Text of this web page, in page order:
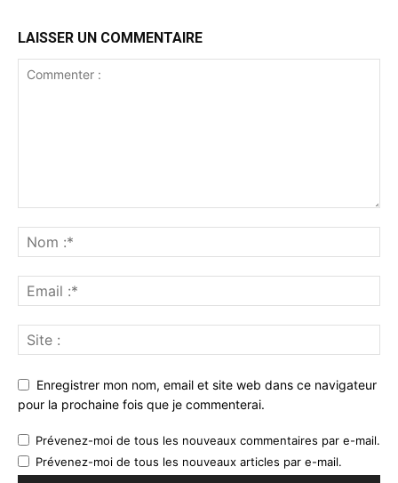
LAISSER UN COMMENTAIRE
Enregistrer mon nom, email et site web dans ce navigateur
pour la prochaine fois que je commenterai.
Prévenez-moi de tous les nouveaux commentaires par e-mail.
Prévenez-moi de tous les nouveaux articles par e-mail.